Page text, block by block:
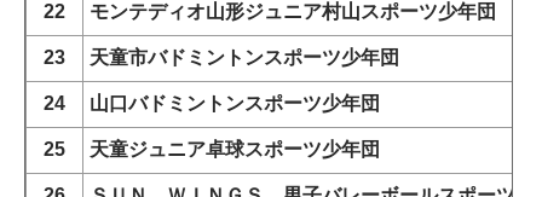
22 モンテディオ山形ジュニア村山スポーツ少年団
23 天童市バドミントンスポーツ少年団
24 山口バドミントンスポーツ少年団
25 天童ジュニア卓球スポーツ少年団